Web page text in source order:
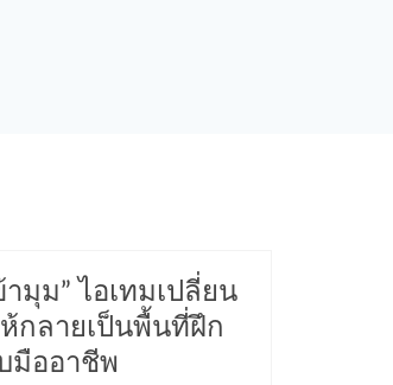
ามุม” ไอเทมเปลี่ยน
กลายเป็นพื้นที่ฝึก
มืออาชีพ